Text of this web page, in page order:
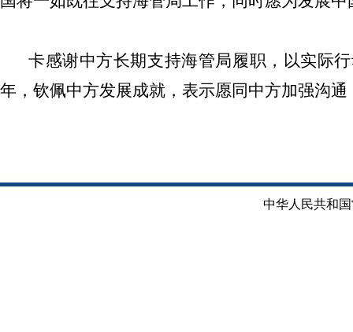
卡感谢中方长期支持海管局履职，以实际
年，钦佩中方发展成就，表示愿同中方加强沟
中华人民共和